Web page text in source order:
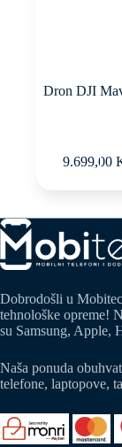
Dron DJI
9.699,00
Dobrodošli u
tehnološke opreme!
su Samsung, Apple,
Naša ponuda
telefone, laptopove,